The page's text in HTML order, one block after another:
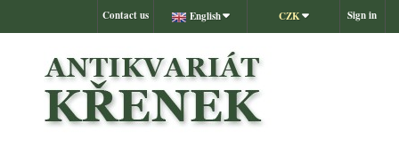
Sign in
CZK
English
Contact us